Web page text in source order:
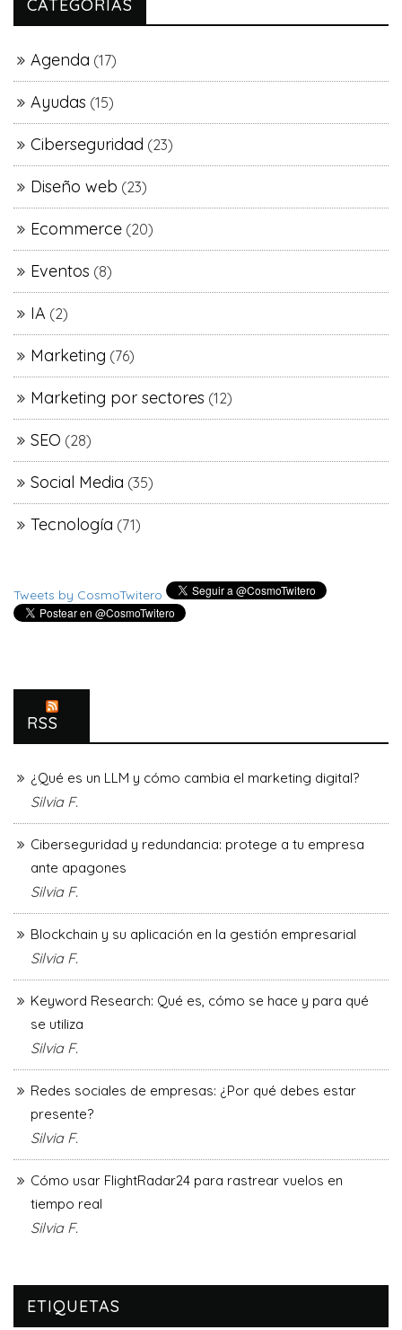
CATEGORÍAS
Agenda (17)
Ayudas (15)
Ciberseguridad (23)
Diseño web (23)
Ecommerce (20)
Eventos (8)
IA (2)
Marketing (76)
Marketing por sectores (12)
SEO (28)
Social Media (35)
Tecnología (71)
Tweets by CosmoTwitero
RSS
¿Qué es un LLM y cómo cambia el marketing digital?
Silvia F.
Ciberseguridad y redundancia: protege a tu empresa
ante apagones
Silvia F.
Blockchain y su aplicación en la gestión empresarial
Silvia F.
Keyword Research: Qué es, cómo se hace y para qué
se utiliza
Silvia F.
Redes sociales de empresas: ¿Por qué debes estar
presente?
Silvia F.
Cómo usar FlightRadar24 para rastrear vuelos en
tiempo real
Silvia F.
ETIQUETAS